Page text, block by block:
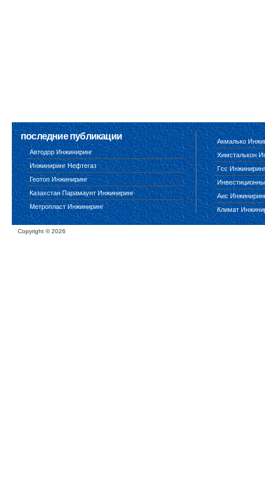
последние публикации
Автодор Инжиниринг
Инжиниринг Нефтегаз
Геотоп Инжиниринг
Казахстан Парамаунт Инжиниринг
Метропласт Инжиниринг
Акмалько
Химсталькон
Гсс Инжиниринг
Аис
Климат
Copyright ©2026